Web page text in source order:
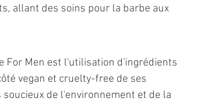
allant des soins pour la barbe aux
For Men est l'utilisation d'ingrédients
vegan et cruelty-free de ses
de l'environnement et de la